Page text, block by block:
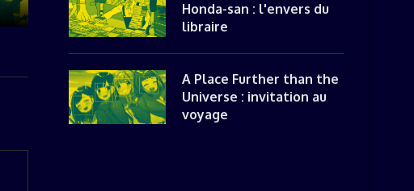
AU BACON, ET...
LES BONS
Honda-san : l'envers du
libraire
A Place Further than the
Universe : invitation au
voyage